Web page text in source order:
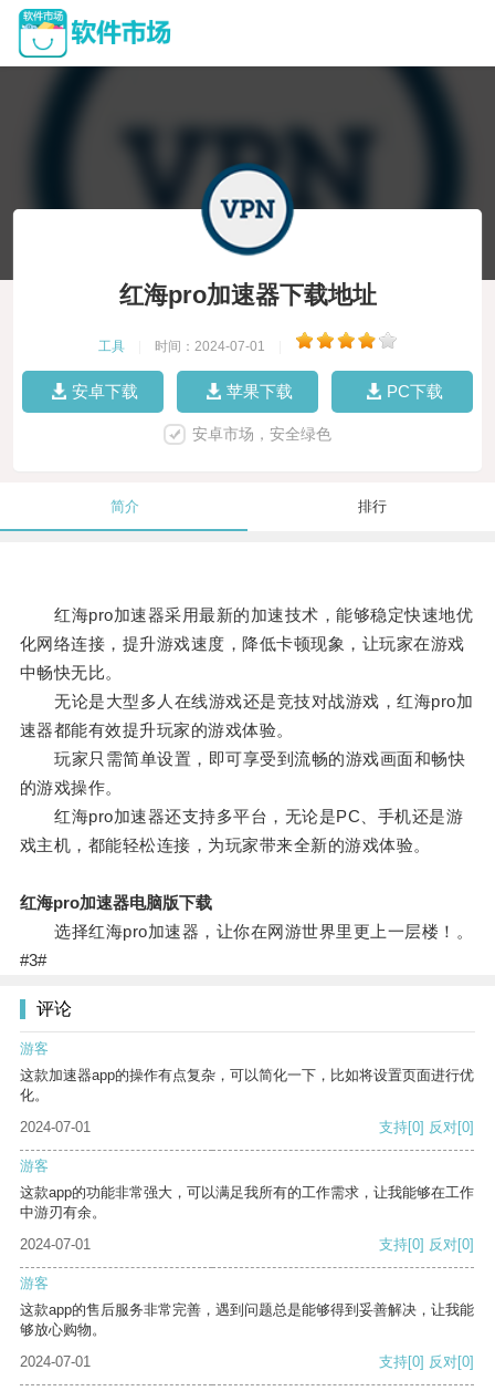
红海pro加速器下载地址
工具 时间：2024-07-01
安卓下载 苹果下载 PC下载
安卓市场，安全绿色
简介 排行
红海pro加速器采用最新的加速技术，能够稳定快速地优
化网络连接，提升游戏速度，降低卡顿现象，让玩家在游戏
中畅快无比。
无论是大型多人在线游戏还是竞技对战游戏，红海pro加
速器都能有效提升玩家的游戏体验。
玩家只需简单设置，即可享受到流畅的游戏画面和畅快
的游戏操作。
红海pro加速器还支持多平台，无论是PC、手机还是游
戏主机，都能轻松连接，为玩家带来全新的游戏体验。
红海pro加速器电脑版下载
选择红海pro加速器，让你在网游世界里更上一层楼！。
#3#
评论
游客
这款加速器app的操作有点复杂，可以简化一下，比如将设置页面进行优
化。
2024-07-01
支持[0] 反对[0]
游客
这款app的功能非常强大，可以满足我所有的工作需求，让我能够在工作
中游刃有余。
2024-07-01
支持[0] 反对[0]
游客
这款app的售后服务非常完善，遇到问题总是能够得到妥善解决，让我能
够放心购物。
2024-07-01
支持[0] 反对[0]